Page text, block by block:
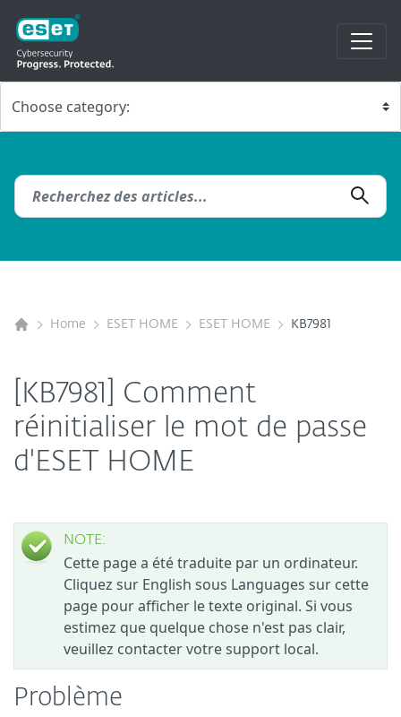
Home ESET HOME ESET HOME KB7981
[KB7981] Comment
réinitialiser le mot de passe
d'ESET HOME
NOTE:
Cette page a été traduite par un ordinateur.
Cliquez sur English sous Languages sur cette
page pour afficher le texte original. Si vous
estimez que quelque chose n'est pas clair,
veuillez contacter votre support local.
Problème